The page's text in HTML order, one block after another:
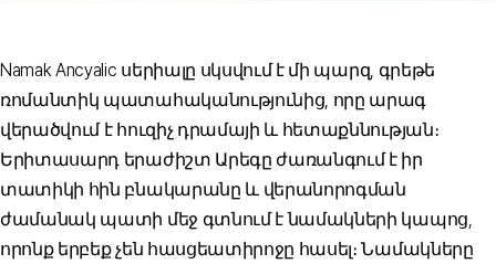
Namak Ancyalic սերիալը սկսվում է մի պարզ, գրեթե
ռոմանտիկ պատահականությունից, որը արագ
վերածվում է հուզիչ դրամայի և հետաքննության։
Երիտասարդ երաժիշտ Արեգը ժառանգում է իր
տատիկի հին բնակարանը և վերանորոգման
ժամանակ պատի մեջ գտնում է նամակների կապոց,
որոնք երբեք չեն հասցեատիրոջը հասել։ Նամակները